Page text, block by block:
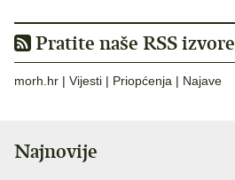
Pratite naše RSS izvore
morh.hr | Vijesti | Priopćenja | Najave
Najnovije